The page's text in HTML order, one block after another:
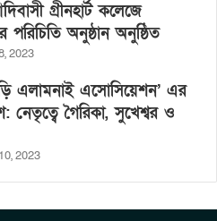
গ্রীনহার্ট কলেজে
পরিচিতি অনুষ্ঠান অনুষ্ঠিত
2023
এলামনাই এসোসিয়েশন’ এর
নেতৃত্বে গৈরিকা, সুখেশ্বর ও
2023